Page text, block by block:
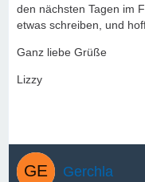
den nächsten Tagen im
etwas schreiben, und
Ganz liebe Grüße
Lizzy
Gerchla